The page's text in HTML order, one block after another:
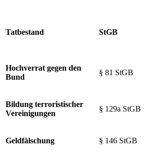
Tatbestand StGB
Hochverrat gegen den
Bund
§ 81 StGB
Bildung terroristischer
Vereinigungen
§ 129a StGB
Geldfälschung § 146 StGB